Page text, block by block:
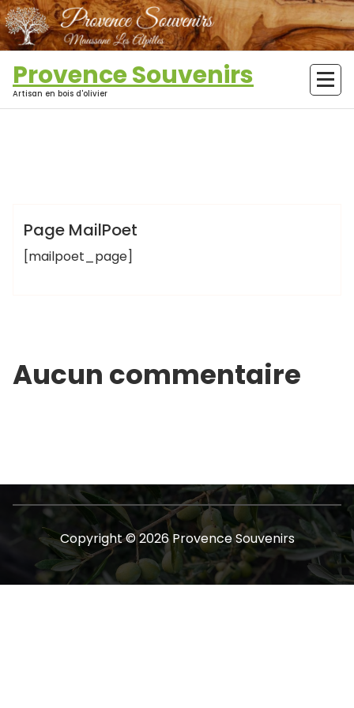
Aller
au
contenu
Provence Souvenirs
Artisan en bois d'olivier
Page MailPoet
[mailpoet_page]
Aucun commentaire
Copyright © 2026 Provence Souvenirs